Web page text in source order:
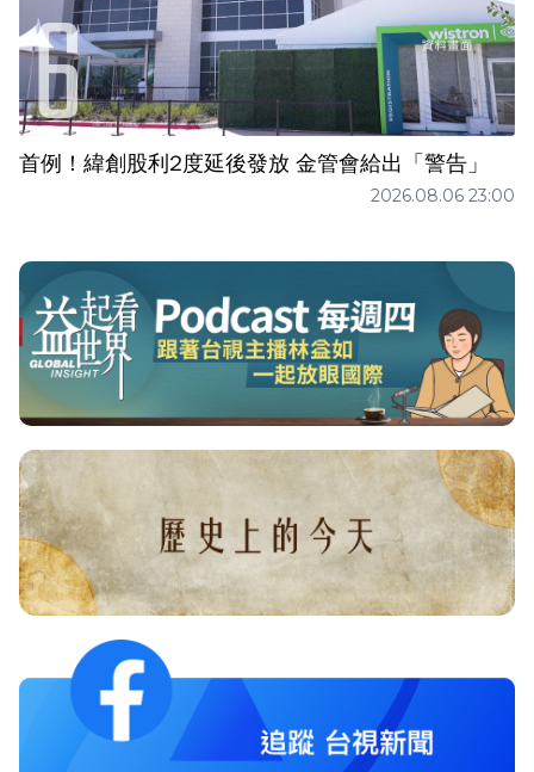
首例！緯創股利2度延後發放 金管會給出「警告」
2026.08.06 23:00